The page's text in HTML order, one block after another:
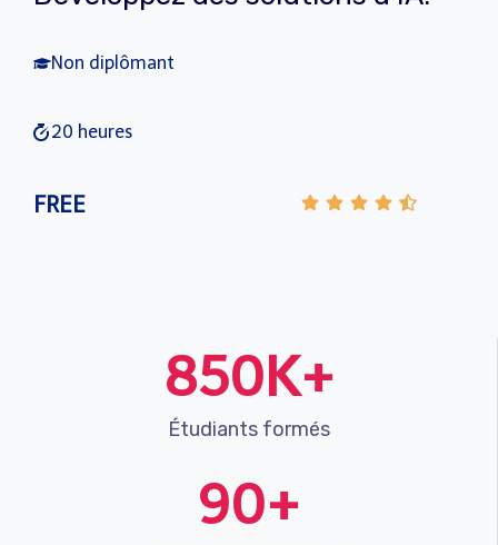
Non diplômant
20 heures
FREE
850K+
Étudiants formés
90+